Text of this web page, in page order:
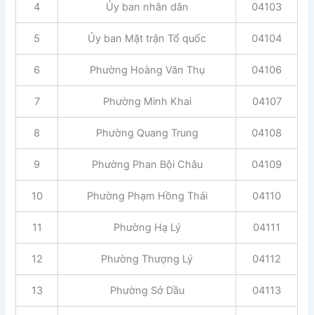
4 Ủy ban nhân dân 04103
5 Ủy ban Mặt trận Tổ quốc 04104
6 Phường Hoàng Văn Thụ 04106
7 Phường Minh Khai 04107
8 Phường Quang Trung 04108
9 Phường Phan Bội Châu 04109
10 Phường Phạm Hồng Thái 04110
11 Phường Hạ Lý 04111
12 Phường Thượng Lý 04112
13 Phường Sở Dầu 04113